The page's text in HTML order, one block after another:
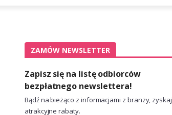
ZAMÓW NEWSLETTER
Zapisz się na listę odbiorców
bezpłatnego newslettera!
Bądź na bieżąco z informacjami z branży, zyskaj
atrakcyjne rabaty.